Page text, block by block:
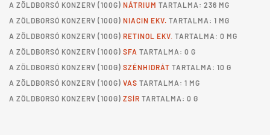
A ZÖLDBORSÓ KONZERV (100G) NÁTRIUM TARTALMA: 236 MG
A ZÖLDBORSÓ KONZERV (100G) NIACIN EKV. TARTALMA: 1 MG
A ZÖLDBORSÓ KONZERV (100G) RETINOL EKV. TARTALMA: 0 MG
A ZÖLDBORSÓ KONZERV (100G) SFA TARTALMA: 0 G
A ZÖLDBORSÓ KONZERV (100G) SZÉNHIDRÁT TARTALMA: 10 G
A ZÖLDBORSÓ KONZERV (100G) VAS TARTALMA: 1 MG
A ZÖLDBORSÓ KONZERV (100G) ZSÍR TARTALMA: 0 G